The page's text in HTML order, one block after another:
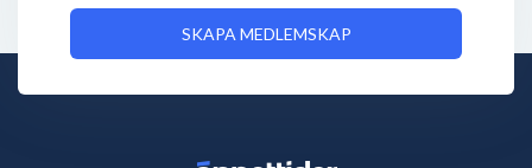
SKAPA MEDLEMSKAP